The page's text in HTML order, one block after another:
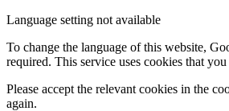
Language setting not available
To change the language of this website,
required. This service uses cookies that
Please accept the relevant cookies in the
again.